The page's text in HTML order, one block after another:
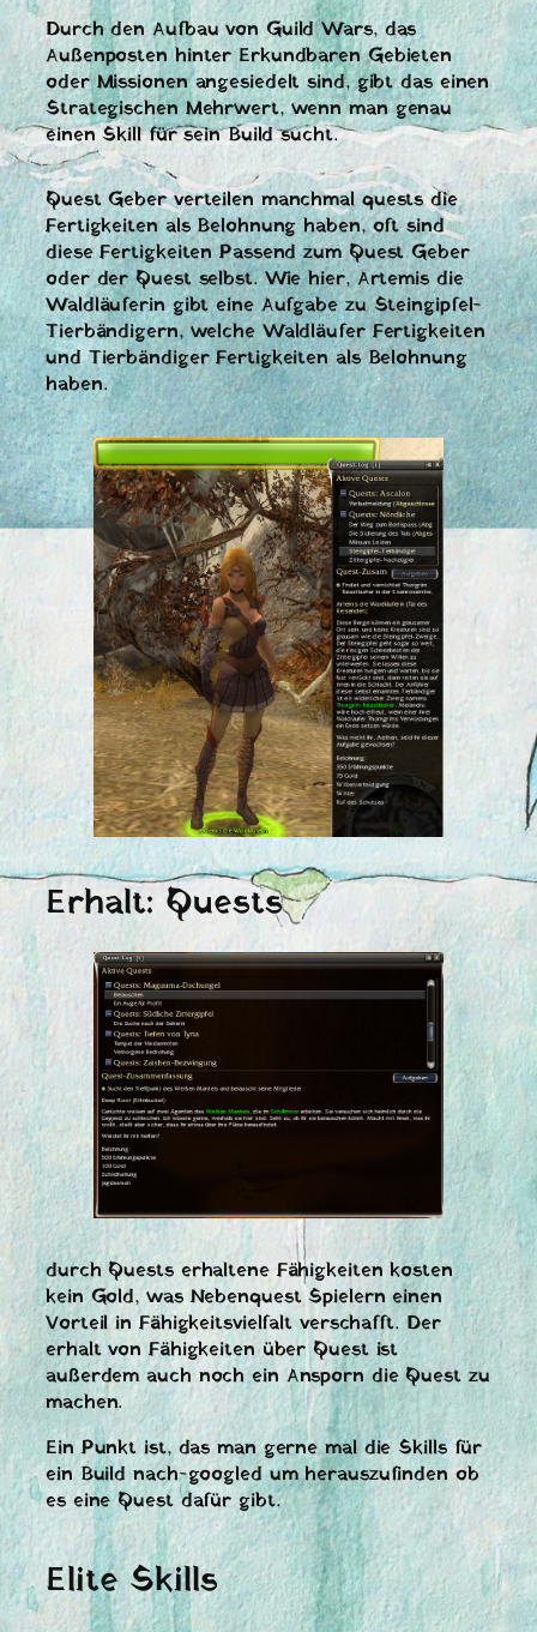
Durch den Aufbau von Guild Wars, das
Außenposten hinter Erkundbaren Gebieten
oder Missionen angesiedelt sind, gibt das einen
Strategischen Mehrwert, wenn man genau
einen Skill für sein Build sucht.
Quest Geber verteilen manchmal quests die
Fertigkeiten als Belohnung haben, oft sind
diese Fertigkeiten Passend zum Quest Geber
oder der Quest selbst. Wie hier, Artemis die
Waldläuferin gibt eine Aufgabe zu Steingipfel-
Tierbändigern, welche Waldläufer Fertigkeiten
und Tierbändiger Fertigkeiten als Belohnung
haben.
Erhalt: Quests
durch Quests erhaltene Fähigkeiten kosten
kein Gold, was Nebenquest Spielern einen
Vorteil in Fähigkeitsvielfalt verschafft. Der
erhalt von Fähigkeiten über Quest ist
außerdem auch noch ein Ansporn die Quest zu
machen.
Ein Punkt ist, das man gerne mal die Skills für
ein Build nach-googled um herauszufinden ob
es eine Quest dafür gibt.
Elite Skills